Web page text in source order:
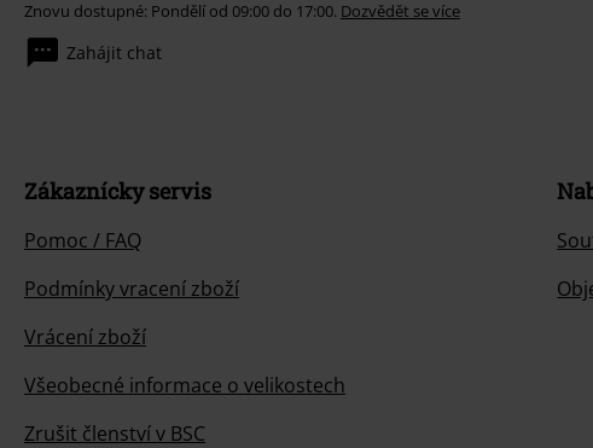
Znovu dostupné: Pondělí od 09:00 do 17:00. Dozvědět se více
Zahájit chat
Zákaznícky servis
Pomoc / FAQ
Podmínky vracení zboží
Vrácení zboží
Všeobecné informace o velikostech
Zrušit členství v BSC